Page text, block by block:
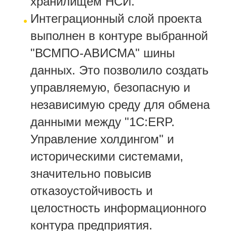
Интеграционный слой проекта
выполнен в контуре выбранной
"ВСМПО-АВИСМА" шины
данных. Это позволило создать
управляемую, безопасную и
независимую среду для обмена
данными между "1C:ERP.
Управление холдингом" и
историческими системами,
значительно повысив
отказоустойчивость и
целостность информационного
контура предприятия.